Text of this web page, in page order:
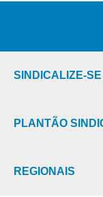
SINDICALIZE-SE
PLANTÃO
REGIONAIS